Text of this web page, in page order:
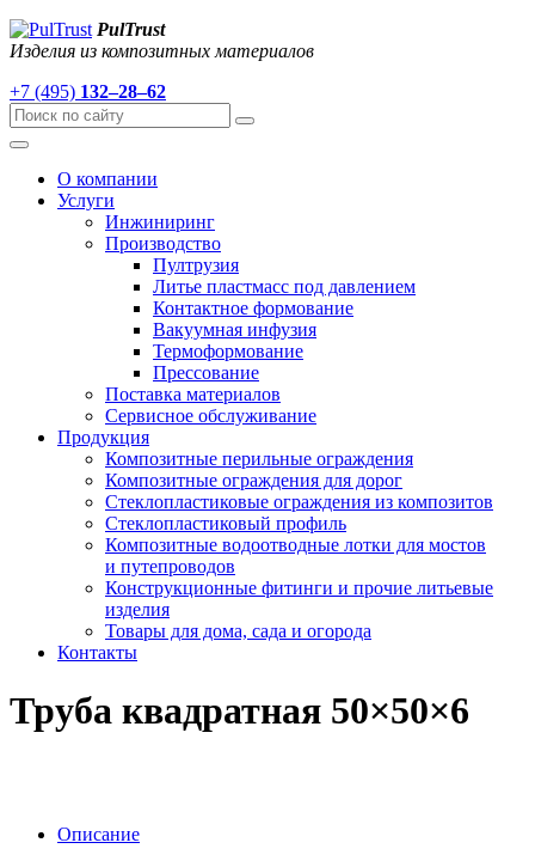
PulTrust
Изделия из композитных материалов
+7 (495) 132–28–62
О компании
Услуги
Инжиниринг
Производство
Пултрузия
Литье пластмасс под давлением
Контактное формование
Вакуумная инфузия
Термоформование
Прессование
Поставка материалов
Сервисное обслуживание
Продукция
Композитные перильные ограждения
Композитные ограждения для дорог
Стеклопластиковые ограждения из композитов
Стеклопластиковый профиль
Композитные водоотводные лотки для мостов
и путепроводов
Конструкционные фитинги и прочие литьевые
изделия
Товары для дома, сада и огорода
Контакты
Труба квадратная 50×50×6
Описание